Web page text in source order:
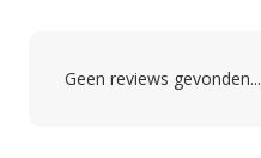
Geen reviews gevonden...